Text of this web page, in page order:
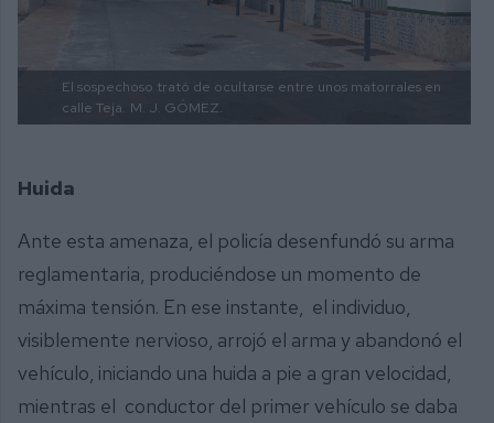
El sospechoso trató de ocultarse entre unos matorrales en
calle Teja. M. J. GÓMEZ.
Huida
Ante esta amenaza, el policía desenfundó su arma
reglamentaria, produciéndose un momento de
máxima tensión. En ese instante, el individuo,
visiblemente nervioso, arrojó el arma y abandonó el
vehículo, iniciando una huida a pie a gran velocidad,
mientras el conductor del primer vehículo se daba